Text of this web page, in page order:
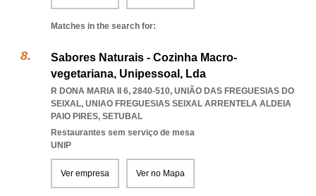
Matches in the search for:
Sabores Naturais - Cozinha Macro-
vegetariana, Unipessoal, Lda
R DONA MARIA II 6, 2840-510, UNIÃO DAS FREGUESIAS DO
SEIXAL, UNIAO FREGUESIAS SEIXAL ARRENTELA ALDEIA
PAIO PIRES, SETUBAL
Restaurantes sem serviço de mesa
UNIP
Ver empresa Ver no Mapa